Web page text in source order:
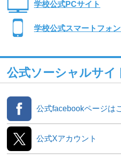
学校公式PCサイト
学校公式スマートフォ
公式ソーシャルサイ
公式facebookページは
公式Xアカウント